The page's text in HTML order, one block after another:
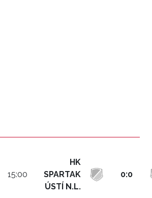
15:00
HK
SPARTAK
ÚSTÍ N.L.
0:0